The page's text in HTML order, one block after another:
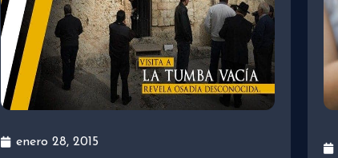
enero 28, 2015